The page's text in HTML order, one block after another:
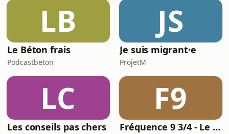
LB
Le Béton frais
Podcastbeton
JS
Je suis migrant·e
ProjetM
LC
Les conseils pas chers
F9
Fréquence 9 3/4 - Le podcast Harry Potter chapitre par chapitre